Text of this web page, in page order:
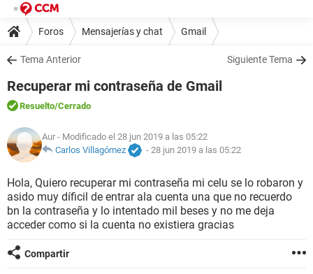
Foros Mensajerías y chat Gmail
Tema Anterior Siguiente Tema
Recuperar mi contraseña de Gmail
Resuelto/Cerrado
Aur - Modificado el 28 jun 2019 a las 05:22
Carlos Villagómez
- 28 jun 2019 a las 05:22
Hola, Quiero recuperar mi contraseña mi celu se lo robaron y
asido muy díficil de entrar ala cuenta una que no recuerdo
bn la contraseña y lo intentado mil beses y no me deja
acceder como si la cuenta no existiera gracias
Compartir